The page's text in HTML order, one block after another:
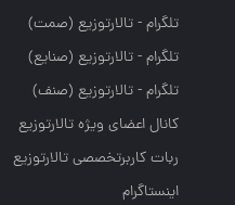
تلگرام - تالارتوزيع (صمت)
تلگرام - تالارتوزيع (صنايع)
تلگرام - تالارتوزیع (صنف)
کانال اعضای ویژه تالارتوزیع
ربات کاربرتخصصی تالارتوزیع
اینستاگرام